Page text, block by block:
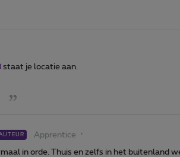
staat je locatie aan.
Apprentice
in orde. Thuis en zelfs in het buitenland